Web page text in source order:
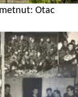
Otac